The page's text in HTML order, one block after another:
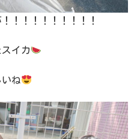
！！！！！！！！！
イカ
ね